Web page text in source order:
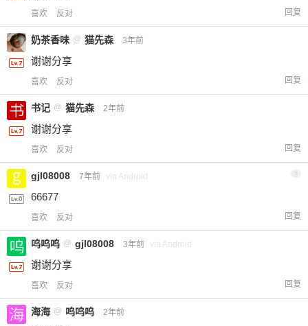
喜欢 反对 回复
奶茶香味 @ 猫先森 3年前
谢谢分享
喜欢 反对 回复
书记 @ 猫先森 2年前
谢谢分享
喜欢 反对 回复
gjl08008 7年前 via Android 3
66677
喜欢 反对 回复
呜呜呜 @ gjl08008 3年前 via Android
谢谢分享
喜欢 反对 回复
海海 @ 呜呜呜 2年前